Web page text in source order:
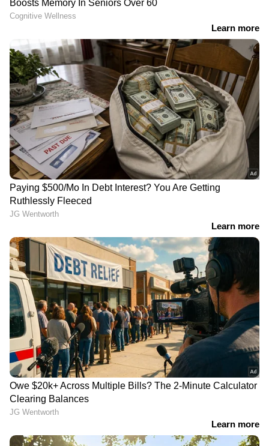
സ്റ്റീഫൻ നെടുമ്പള്ളിയെയും
മൈക്കിളപ്പനെയും വീഴ്ത്തി ആ ചിത്രം;
'ടർബോ'യെ കടത്തിവെട്ടി ​ഗുരുവായൂരമ്പല
നടയിൽ
പ്ലസ് ടു കഴിഞ്ഞയുടനെയാണ് ഞാന്‍ അഭിനയ